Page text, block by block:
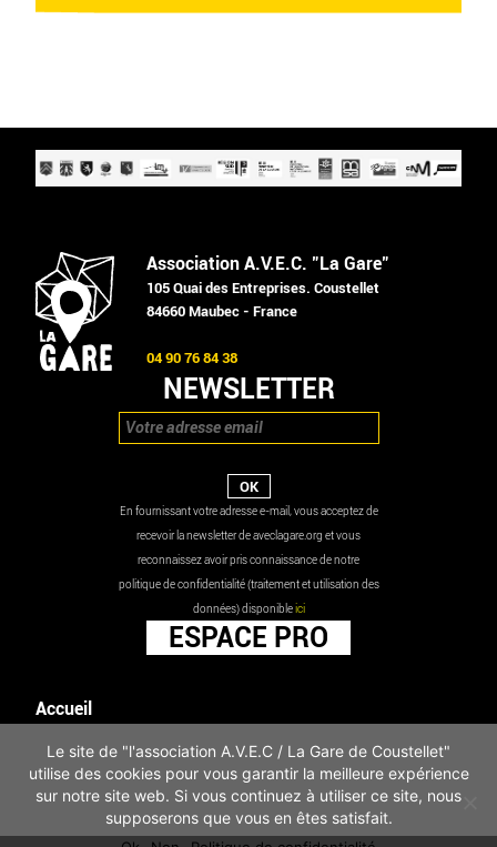
Association A.V.E.C. "La Gare"
105 Quai des Entreprises. Coustellet
84660 Maubec - France
04 90 76 84 38
NEWSLETTER
En fournissant votre adresse e-mail, vous acceptez de
recevoir la newsletter de aveclagare.org et vous
reconnaissez avoir pris connaissance de notre
politique de confidentialité (traitement et utilisation des
données) disponibleici
ESPACE PRO
Accueil
Les actualités
Mentions légales
Infos pratiques
Politique de confidentialité
Le site de "l'association A.V.E.C / La Gare de Coustellet"
utilise des cookies pour vous garantir la meilleure expérience
sur notre site web. Si vous continuez à utiliser ce site, nous
supposerons que vous en êtes satisfait.